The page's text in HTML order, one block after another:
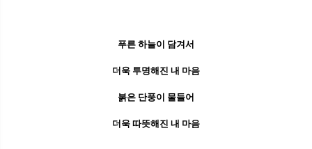
푸른 하늘이 담겨서
더욱 투명해진 내 마음
붉은 단풍이 물들어
더욱 따뜻해진 내 마음